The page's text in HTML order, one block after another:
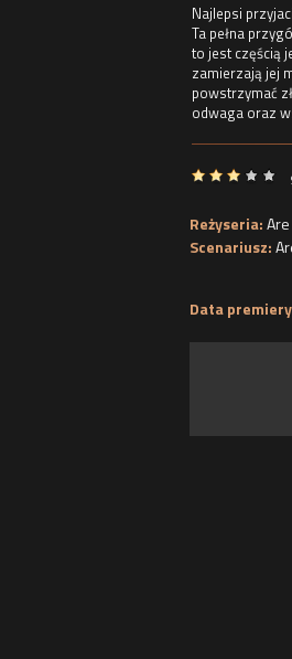
Najlepsi
Ta pełna
to jest częścią
zamierzają jej
powstrzymać
odwaga oraz
Reżyseria:
Scenariusz:
Data